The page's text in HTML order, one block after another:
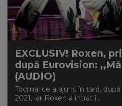
EXCLUSIV! Roxen,
după Eurovision:
(AUDIO)
Tocmai ce a ajuns în țară,
2021, iar Roxen a intrat î...